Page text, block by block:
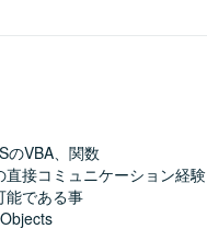
のVBA、関数
直接コミュニケーション経験
能である事